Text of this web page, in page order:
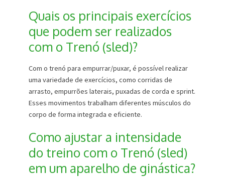
Quais os principais exercícios
que podem ser realizados
com o Trenó (sled)?
Com o trenó para empurrar/puxar, é possível realizar
uma variedade de exercícios, como corridas de
arrasto, empurrões laterais, puxadas de corda e sprint.
Esses movimentos trabalham diferentes músculos do
corpo de forma integrada e eficiente.
Como ajustar a intensidade
do treino com o Trenó (sled)
em um aparelho de ginástica?